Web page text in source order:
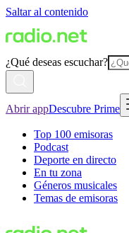
Saltar al contenido
¿Qué deseas escuchar?
Abrir appDescubre Prime
Top 100 emisoras
Podcast
Deporte en directo
En tu zona
Géneros musicales
Temas de emisoras